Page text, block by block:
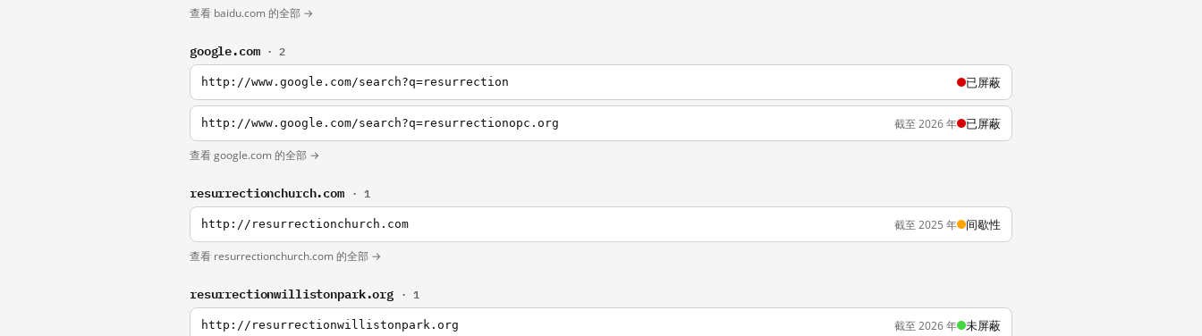
查看 baidu.com 的全部 →
google.com · 2
http://www.google.com/search?q=resurrection 已屏蔽
http://www.google.com/search?q=resurrectionopc.org 截至 2026 年 已屏蔽
查看 google.com 的全部 →
resurrectionchurch.com · 1
http://resurrectionchurch.com 截至 2025 年 间歇性
查看 resurrectionchurch.com 的全部 →
resurrectionwillistonpark.org · 1
http://resurrectionwillistonpark.org 截至 2026 年 未屏蔽